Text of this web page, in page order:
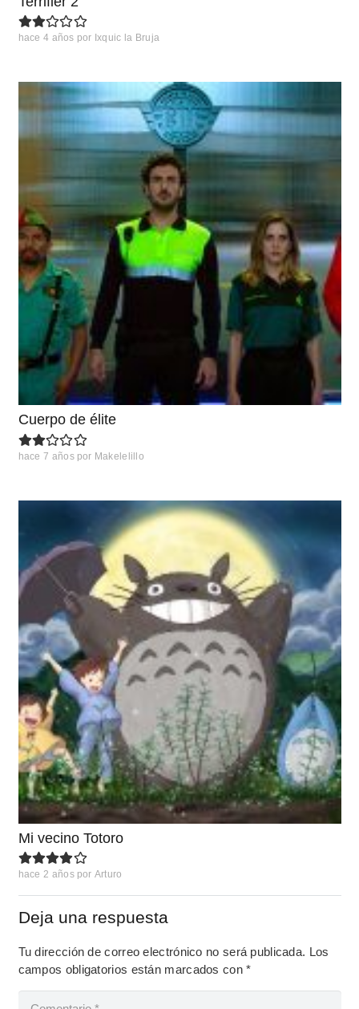
hace 4 años por Ixquic la Bruja
Cuerpo de élite
hace 7 años por Makelelillo
Mi vecino Totoro
hace 2 años por Arturo
Deja una respuesta
Tu dirección de correo electrónico no será publicada. Los
campos obligatorios están marcados con*